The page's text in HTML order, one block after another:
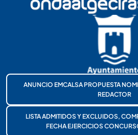
ANUNCIO EMCALSA PROPUESTA
REDACTOR
LISTA ADMITIDOS Y EXCLUIDOS,
FECHA EJERCICIOS